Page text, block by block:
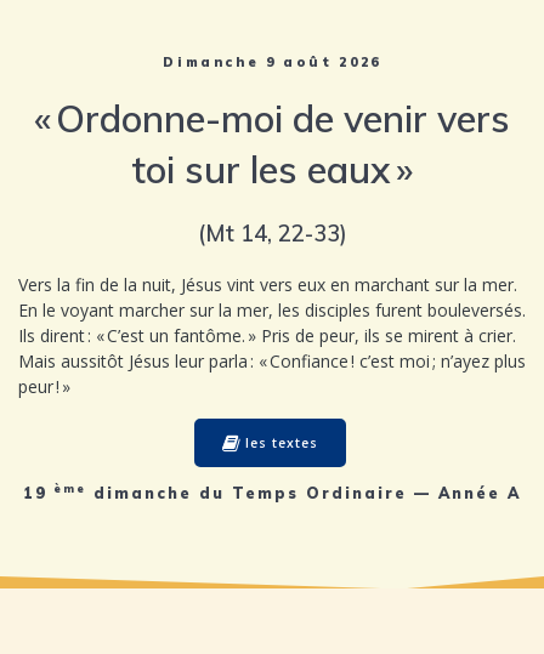
Dimanche 9 août 2026
« Ordonne-moi de venir vers
toi sur les eaux »
(Mt 14, 22-33)
Vers la fin de la nuit, Jésus vint vers eux en marchant sur la mer.
En le voyant marcher sur la mer, les disciples furent bouleversés.
Ils dirent : « C’est un fantôme. » Pris de peur, ils se mirent à crier.
Mais aussitôt Jésus leur parla : « Confiance ! c’est moi ; n’ayez plus
peur ! »
les textes
19 ème dimanche du Temps Ordinaire — Année A